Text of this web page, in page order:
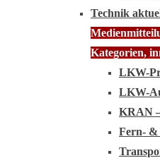
Technik
Kategorien,
LKW-
LKW-
KRAN
Fern- &